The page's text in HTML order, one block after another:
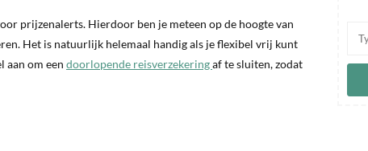
prijzenalerts. Hierdoor ben je meteen op de hoogte van
Het is natuurlijk helemaal handig als je flexibel vrij kunt
aan om een doorlopende reisverzekeringaf te sluiten, zodat